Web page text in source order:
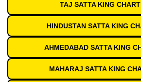
TAJ SATTA KING
HINDUSTAN SATTA KING
AHMEDABAD SATTA KING
MAHARAJ SATTA KING